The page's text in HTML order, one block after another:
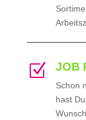
Z JOB
Schon
hast